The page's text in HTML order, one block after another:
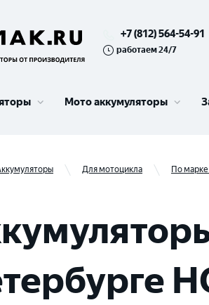
+7 (812) 564-54-91
работаем 24/7
Мото аккумуляторы
Для мотоцикла По